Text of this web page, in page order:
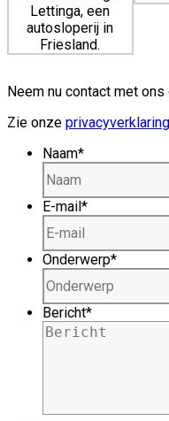
Neem nu contact met ons
Zie onze privacyverklaring
Naam*
E-mail*
Onderwerp*
Bericht*